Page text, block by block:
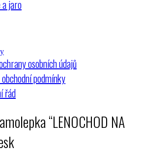
jaro
osobních údajů
podmínky
řád
“LENOCHOD NA